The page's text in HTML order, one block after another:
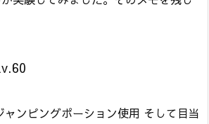
ンピングポーション使用 そして目当